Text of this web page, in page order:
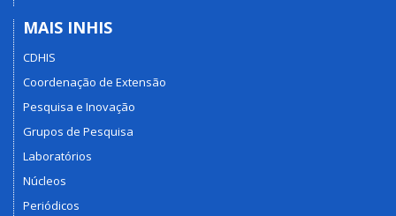
MAIS INHIS
CDHIS
Coordenação de Extensão
Pesquisa e Inovação
Grupos de Pesquisa
Laboratórios
Núcleos
Periódicos